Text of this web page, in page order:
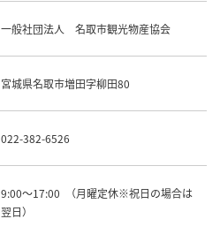
一般社団法人 名取市観光物産協会
宮城県名取市増田字柳田80
022-382-6526
9:00～17:00 （月曜定休※祝日の場合は
翌日）